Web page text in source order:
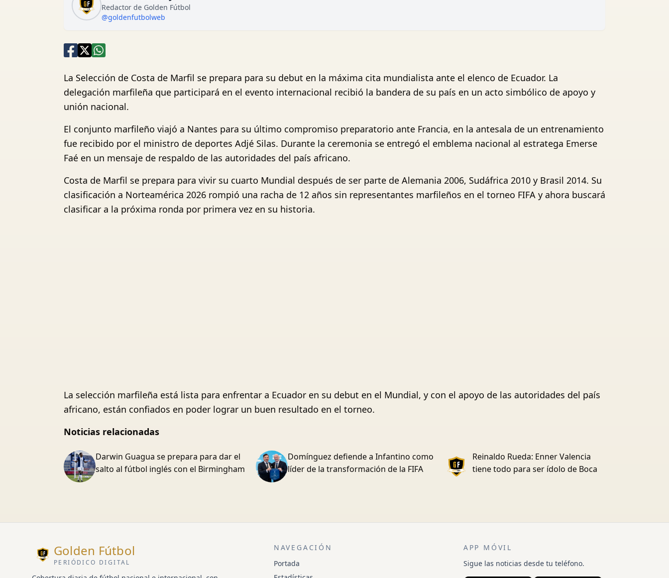
Redactor de Golden Fútbol
@goldenfutbolweb
La Selección de Costa de Marfil se prepara para su debut en la máxima cita mundialista ante el elenco de Ecuador. La
delegación marfileña que participará en el evento internacional recibió la bandera de su país en un acto simbólico de apoyo y
unión nacional.
El conjunto marfileño viajó a Nantes para su último compromiso preparatorio ante Francia, en la antesala de un entrenamiento
fue recibido por el ministro de deportes Adjé Silas. Durante la ceremonia se entregó el emblema nacional al estratega Emerse
Faé en un mensaje de respaldo de las autoridades del país africano.
Costa de Marfil se prepara para vivir su cuarto Mundial después de ser parte de Alemania 2006, Sudáfrica 2010 y Brasil 2014. Su
clasificación a Norteamérica 2026 rompió una racha de 12 años sin representantes marfileños en el torneo FIFA y ahora buscará
clasificar a la próxima ronda por primera vez en su historia.
La selección marfileña está lista para enfrentar a Ecuador en su debut en el Mundial, y con el apoyo de las autoridades del país
africano, están confiados en poder lograr un buen resultado en el torneo.
Noticias relacionadas
Darwin Guagua se prepara para dar el
salto al fútbol inglés con el Birmingham
Domínguez defiende a Infantino como
líder de la transformación de la FIFA
Reinaldo Rueda: Enner Valencia
tiene todo para ser ídolo de Boca
Golden Fútbol
PERIÓDICO DIGITAL
NAVEGACIÓN
Portada
APP MÓVIL
Sigue las noticias desde tu teléfono.